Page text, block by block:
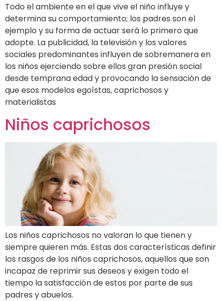
Todo el ambiente en el que vive el niño influye y
determina su comportamiento; los padres son el
ejemplo y su forma de actuar será lo primero que
adopte. La publicidad, la televisión y los valores
sociales predominantes influyen de sobremanera en
los niños ejerciendo sobre ellos gran presión social
desde temprana edad y provocando la sensación de
que esos modelos egoístas, caprichosos y
materialistas
Niños caprichosos
Los niños caprichosos no valoran lo que tienen y
siempre quieren más. Estas dos características definir
los rasgos de los niños caprichosos, aquellos que son
incapaz de reprimir sus deseos y exigen todo el
tiempo la satisfacción de estos por parte de sus
padres y abuelos.